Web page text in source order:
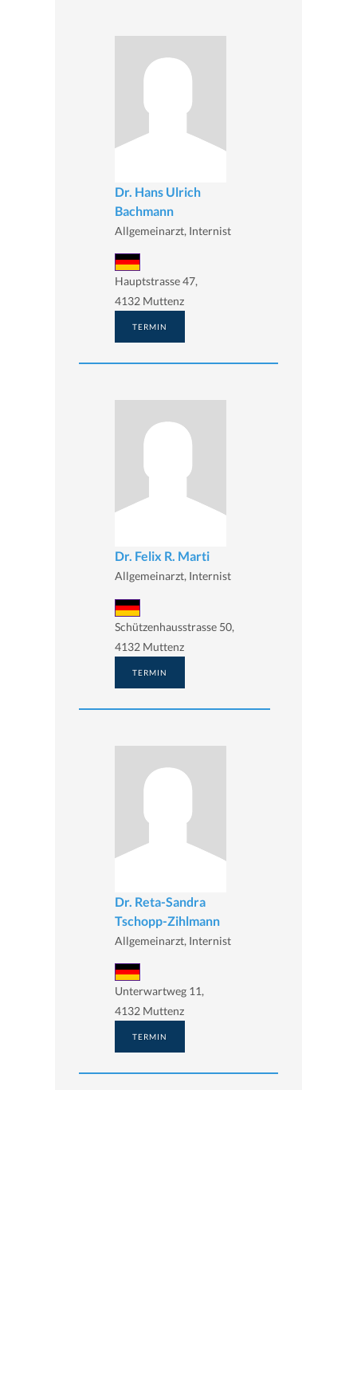
Dr. Hans Ulrich
Bachmann
Allgemeinarzt, Internist
Hauptstrasse 47,
4132 Muttenz
TERMIN
Dr. Felix R. Marti
Allgemeinarzt, Internist
Schützenhausstrasse 50,
4132 Muttenz
TERMIN
Dr. Reta-Sandra
Tschopp-Zihlmann
Allgemeinarzt, Internist
Unterwartweg 11,
4132 Muttenz
TERMIN